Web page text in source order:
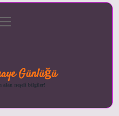
Günlüğü
alan neşeli bilgiler!